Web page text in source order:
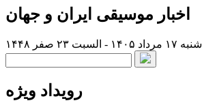
اخبار موسیقی ایران و جهان
شنبه ۱۷ مرداد ۱۴۰۵ - السبت ۲۳ صفر ۱۴۴۸
رویداد ویژه